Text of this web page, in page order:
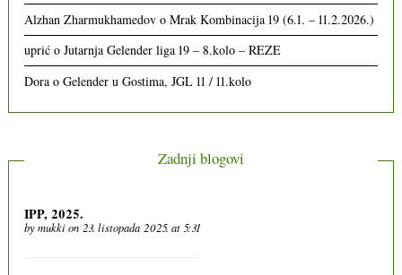
Alzhan Zharmukhamedov oMrak Kombinacija 19 (6.1. – 11.2.2026.)
uprić oJutarnja Gelender liga 19 – 8.kolo – REZE
Dora oGelender u Gostima, JGL 11 / 11.kolo
Zadnji blogovi
IPP, 2025.
bymukkion 23. listopada 2025. at 5:31